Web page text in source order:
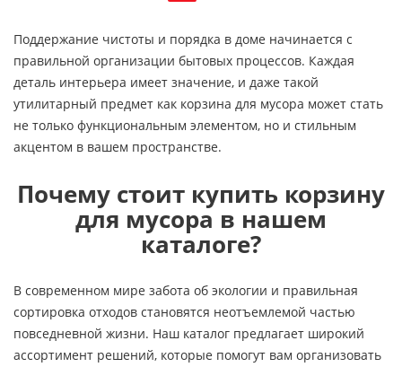
Поддержание чистоты и порядка в доме начинается с
правильной организации бытовых процессов. Каждая
деталь интерьера имеет значение, и даже такой
утилитарный предмет как корзина для мусора может стать
не только функциональным элементом, но и стильным
акцентом в вашем пространстве.
Почему стоит купить корзину
для мусора в нашем
каталоге?
В современном мире забота об экологии и правильная
сортировка отходов становятся неотъемлемой частью
повседневной жизни. Наш каталог предлагает широкий
ассортимент решений, которые помогут вам организовать